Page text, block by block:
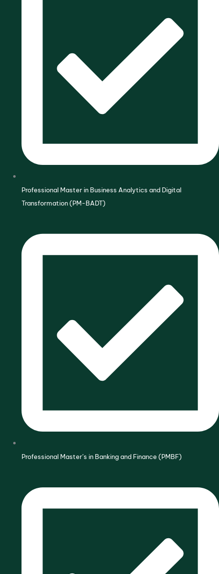
Professional Master in Business Analytics and Digital
Transformation (PM-BADT)
Professional Master’s in Banking and Finance (PMBF)